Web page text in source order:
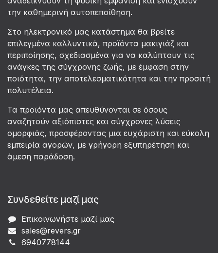
την καθημερινή αυτοπεποίθηση.
Στο ηλεκτρονικό μας κατάστημα θα βρείτε
επιλεγμένα καλλυντικά, προϊόντα μακιγιάζ και
περιποίησης, σχεδιασμένα για να καλύπτουν τις
ανάγκες της σύγχρονης ζωής, με έμφαση στην
ποιότητα, την αποτελεσματικότητα και την προσιτή
πολυτέλεια.
Τα προϊόντα μας απευθύνονται σε όσους
αναζητούν αξιόπιστες και σύγχρονες λύσεις
ομορφιάς, προσφέροντας μια ευχάριστη και εύκολη
εμπειρία αγορών, με γρήγορη εξυπηρέτηση και
άμεση παράδοση.
Συνδεθείτε μαζί μας
Επικοινωνήστε μαζί μας
sales@revers.gr
6940778144